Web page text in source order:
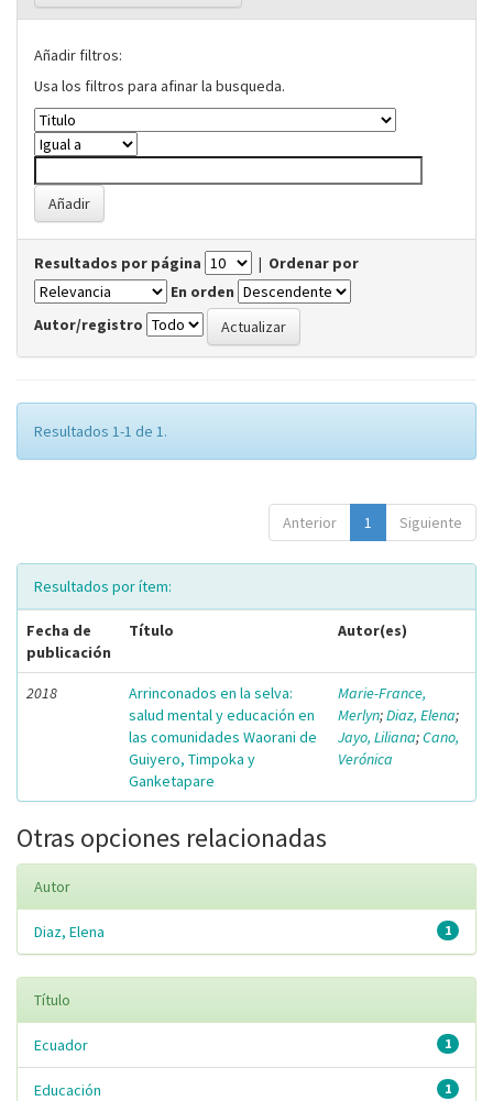
Añadir filtros:
Usa los filtros para afinar la busqueda.
Resultados por página | Ordenar por
En orden
Autor/registro
Resultados 1-1 de 1.
Anterior 1 Siguiente
Resultados por ítem:
Fecha de
publicación
Título Autor(es)
2018
Arrinconados en la selva:
salud mental y educación en
las comunidades Waorani de
Guiyero, Timpoka y
Ganketapare
Marie-France,
Merlyn;Diaz, Elena;
Jayo, Liliana;Cano,
Verónica
Otras opciones relacionadas
Autor
1
Diaz, Elena
Título
1
Ecuador
1
Educación